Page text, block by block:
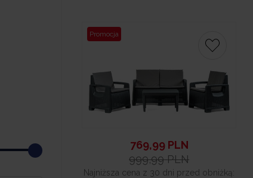
Promocja
769,99 PLN
999,99 PLN
Najniższa cena z 30 dni przed obniżką: